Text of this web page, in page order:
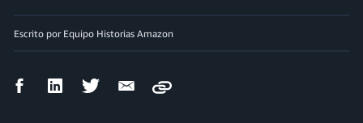
Escrito por Equipo Historias Amazon
CompartirCompartirCompartirCompartir
Copy